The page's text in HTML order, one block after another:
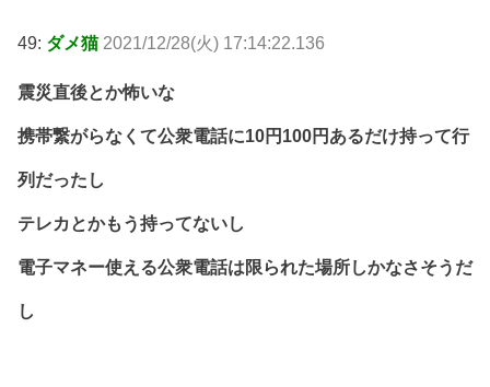
49: ダメ猫 2021/12/28(火) 17:14:22.136
震災直後とか怖いな
携帯繋がらなくて公衆電話に10円100円あるだけ持って行
列だったし
テレカとかもう持ってないし
電子マネー使える公衆電話は限られた場所しかなさそうだ
し